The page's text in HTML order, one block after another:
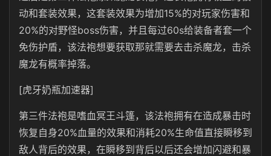
动和套装效果，这套装效果为增加15%的对玩家伤害和
20%的对野怪boss伤害，并且每过60s给装备者套一个
免伤护盾，该法袍想要获取那就需要去击杀魔龙，击杀
魔龙有概率掉落。
[虎牙奶瓶加速器]
第三件法袍是嗜血冥王斗篷，该法袍拥有在造成暴击时
恢复自身20%血量的效果和消耗20%生命值直接瞬移到
敌人背后的效果，在瞬移到背后以后还会增加闪避和暴